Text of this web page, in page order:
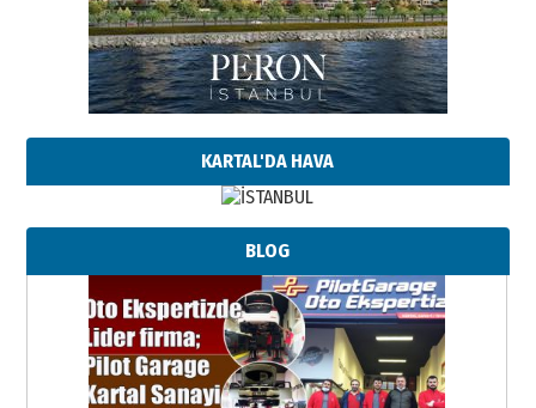
KARTAL'DA HAVA
BLOG